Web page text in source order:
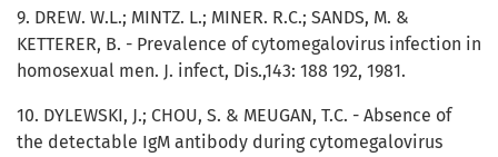
9. DREW. W.L.; MINTZ. L.; MINER. R.C.; SANDS, M. &
KETTERER, B. - Prevalence of cytomegalovirus infection in
homosexual men. J. infect, Dis.,143: 188 192, 1981.
10. DYLEWSKI, J.; CHOU, S. & MEUGAN, T.C. - Absence of
the detectable IgM antibody during cytomegalovirus